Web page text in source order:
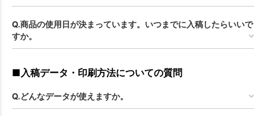
Q.商品の使用日が決まっています。いつまでに入稿したらいいで
すか。
■入稿データ・印刷方法についての質問
Q.どんなデータが使えますか。